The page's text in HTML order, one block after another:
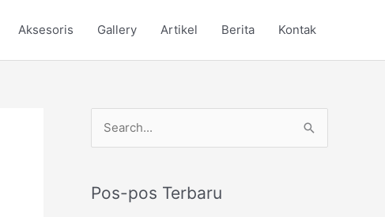
Aksesoris Gallery Artikel Berita Kontak
iPos-pos Terbaru